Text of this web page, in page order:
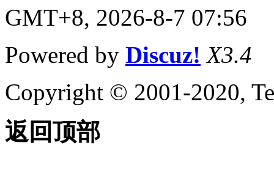
GMT+8, 2026-8-7 07:56
Powered by Discuz! X3.4
Copyright © 2001-2020,
返回顶部